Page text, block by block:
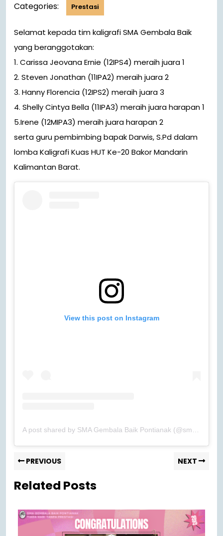
Categories: Prestasi
Selamat kepada tim kaligrafi SMA Gembala Baik
yang beranggotakan:
1. Carissa Jeovana Ernie (12IPS4) meraih juara 1
2. Steven Jonathan (11IPA2) meraih juara 2
3. Hanny Florencia (12IPS2) meraih juara 3
4. Shelly Cintya Bella (11IPA3) meraih juara harapan 1
5.Irene (12MIPA3) meraih juara harapan 2
serta guru pembimbing bapak Darwis, S.Pd dalam
lomba Kaligrafi Kuas HUT Ke-20 Bakor Mandarin
Kalimantan Barat.
View this post on Instagram
A post shared by SMA Gembala Baik Pontianak (@smagb_pontianak)
PREVIOUS NEXT
Related Posts